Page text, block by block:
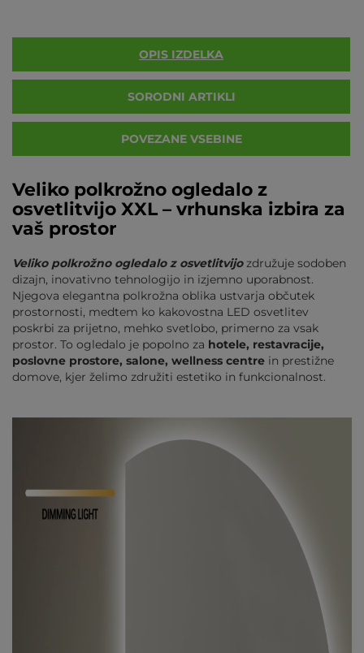
OPIS IZDELKA
SORODNI ARTIKLI
POVEZANE VSEBINE
Veliko polkrožno ogledalo z
osvetlitvijo XXL – vrhunska izbira za
vaš prostor
Veliko polkrožno ogledalo z osvetlitvijozdružuje sodoben
dizajn, inovativno tehnologijo in izjemno uporabnost.
Njegova elegantna polkrožna oblika ustvarja občutek
prostornosti, medtem ko kakovostna LED osvetlitev
poskrbi za prijetno, mehko svetlobo, primerno za vsak
prostor. To ogledalo je popolno za hotele, restavracije,
poslovne prostore, salone, wellness centre in prestižne
domove, kjer želimo združiti estetiko in funkcionalnost.